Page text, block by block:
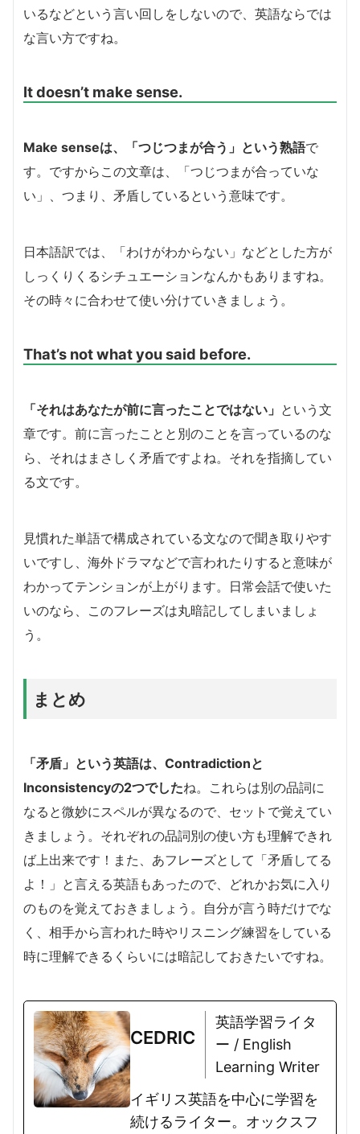
いるなどという言い回しをしないので、英語ならでは
な言い方ですね。
It doesn’t make sense.
Make senseは、「つじつまが合う」という熟語で
す。ですからこの文章は、「つじつまが合っていな
い」、つまり、矛盾しているという意味です。
日本語訳では、「わけがわからない」などとした方が
しっくりくるシチュエーションなんかもありますね。
その時々に合わせて使い分けていきましょう。
That’s not what you said before.
「それはあなたが前に言ったことではない」 という文
章です。前に言ったことと別のことを言っているのな
ら、それはまさしく矛盾ですよね。それを指摘してい
る文です。
見慣れた単語で構成されている文なので聞き取りやす
いですし、海外ドラマなどで言われたりすると意味が
わかってテンションが上がります。日常会話で使いた
いのなら、このフレーズは丸暗記してしまいましょ
う。
まとめ
「矛盾」という英語は、Contradictionと
Inconsistencyの2つでしたね。これらは別の品詞に
なると微妙にスペルが異なるので、セットで覚えてい
きましょう。それぞれの品詞別の使い方も理解できれ
ば上出来です！また、あフレーズとして「矛盾してる
よ！」と言える英語もあったので、どれかお気に入り
のものを覚えておきましょう。自分が言う時だけでな
く、相手から言われた時やリスニング練習をしている
時に理解できるくらいには暗記しておきたいですね。
CEDRIC
英語学習ライタ
ー / English
Learning Writer
イギリス英語を中心に学習を
続けるライター。オックスフ